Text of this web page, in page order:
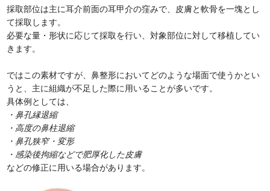
採取部位は主に耳介前面の耳甲介の窪みで、皮膚と軟骨を一塊とし
て採取します。
必要な量・形状に応じて採取を行い、対象部位に対して移植してい
きます。
ではこの素材ですが、鼻整形においてどのような場面で使うかとい
うと、主に組織が不足した際に用いることが多いです。
具体例としては、
・鼻孔縁退縮
・高度の鼻柱退縮
・鼻孔狭窄・変形
・感染後拘縮などで肥厚化した皮膚
などの修正に用いる場合があります。